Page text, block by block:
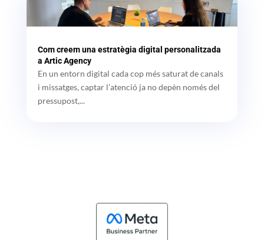
Com creem una estratègia digital personalitzada
a Artic Agency
En un entorn digital cada cop més saturat de canals
i missatges, captar l’atenció ja no depèn només del
pressupost,...